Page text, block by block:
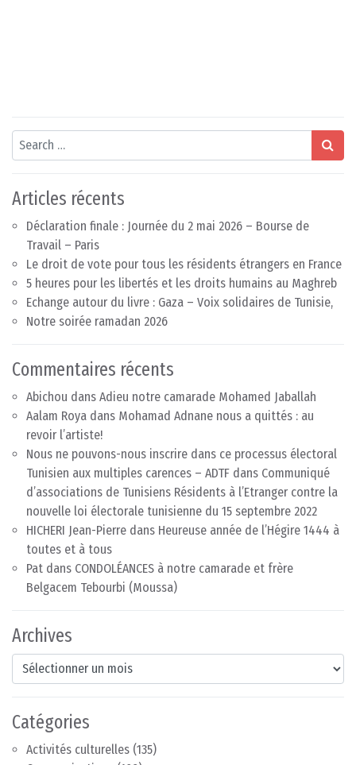
Search
Articles récents
Déclaration finale : Journée du 2 mai 2026 – Bourse de
Travail – Paris
Le droit de vote pour tous les résidents étrangers en France
5 heures pour les libertés et les droits humains au Maghreb
Echange autour du livre : Gaza – Voix solidaires de Tunisie,
Notre soirée ramadan 2026
Commentaires récents
Abichou dans Adieu notre camarade Mohamed Jaballah
Aalam Roya dans Mohamad Adnane nous a quittés : au
revoir l’artiste!
Nous ne pouvons-nous inscrire dans ce processus électoral
Tunisien aux multiples carences – ADTF dans Communiqué
d’associations de Tunisiens Résidents à l’Etranger contre la
nouvelle loi électorale tunisienne du 15 septembre 2022
HICHERI Jean-Pierre dans Heureuse année de l’Hégire 1444 à
toutes et à tous
Pat dans CONDOLÉANCES à notre camarade et frère
Belgacem Tebourbi (Moussa)
Archives
Archives
Catégories
Activités culturelles (135)